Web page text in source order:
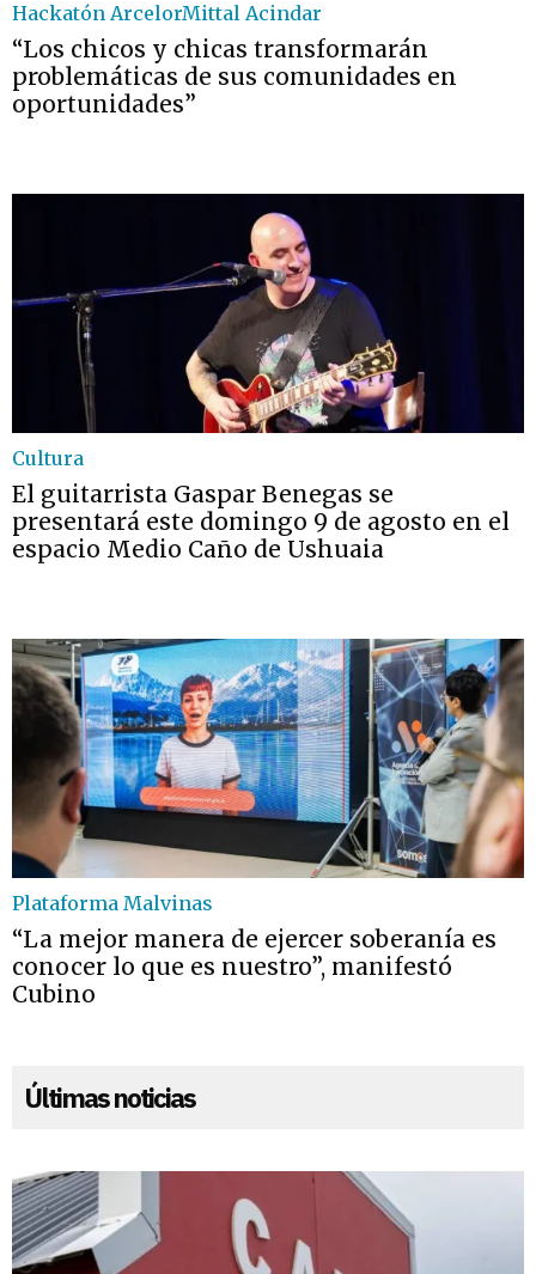
Hackatón ArcelorMittal Acindar
“Los chicos y chicas transformarán
problemáticas de sus comunidades en
oportunidades”
Cultura
El guitarrista Gaspar Benegas se
presentará este domingo 9 de agosto en el
espacio Medio Caño de Ushuaia
Plataforma Malvinas
“La mejor manera de ejercer soberanía es
conocer lo que es nuestro”, manifestó
Cubino
Últimas noticias